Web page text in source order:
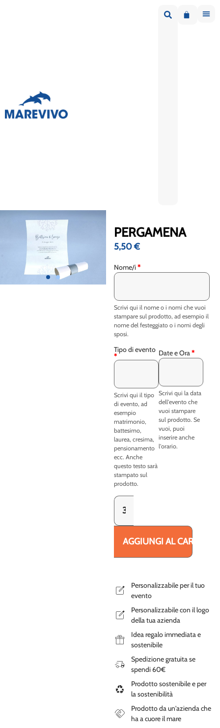
PERGAMENA
5,50€
Nome/i*
Scrivi qui il nome o i nomi che vuoi
stampare sul prodotto, ad esempio il
nome del festeggiato o i nomi degli
sposi.
Tipo di evento
*
Scrivi qui il tipo
di evento, ad
esempio
matrimonio,
battesimo,
laurea, cresima,
pensionamento
ecc. Anche
questo testo sarà
stampato sul
prodotto.
Date e Ora*
Scrivi qui la data
dell'evento che
vuoi stampare
sul prodotto. Se
vuoi, puoi
inserire anche
l'orario.
AGGIUNGI AL CARRELLO
Personalizzabile per il tuo
evento
Personalizzabile con il logo
della tua azienda
Idea regalo immediata e
sostenibile
Spedizione gratuita se
spendi 60€
Prodotto sostenibile e per
la sostenibilità
Prodotto da un'azienda che
ha a cuore il mare